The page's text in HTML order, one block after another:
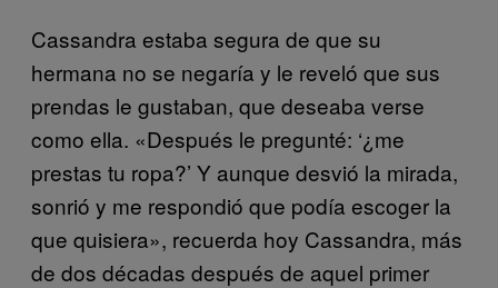
Cassandra estaba segura de que su
hermana no se negaría y le reveló que sus
prendas le gustaban, que deseaba verse
como ella. «Después le pregunté: ‘¿me
prestas tu ropa?’ Y aunque desvió la mirada,
sonrió y me respondió que podía escoger la
que quisiera», recuerda hoy Cassandra, más
de dos décadas después de aquel primer